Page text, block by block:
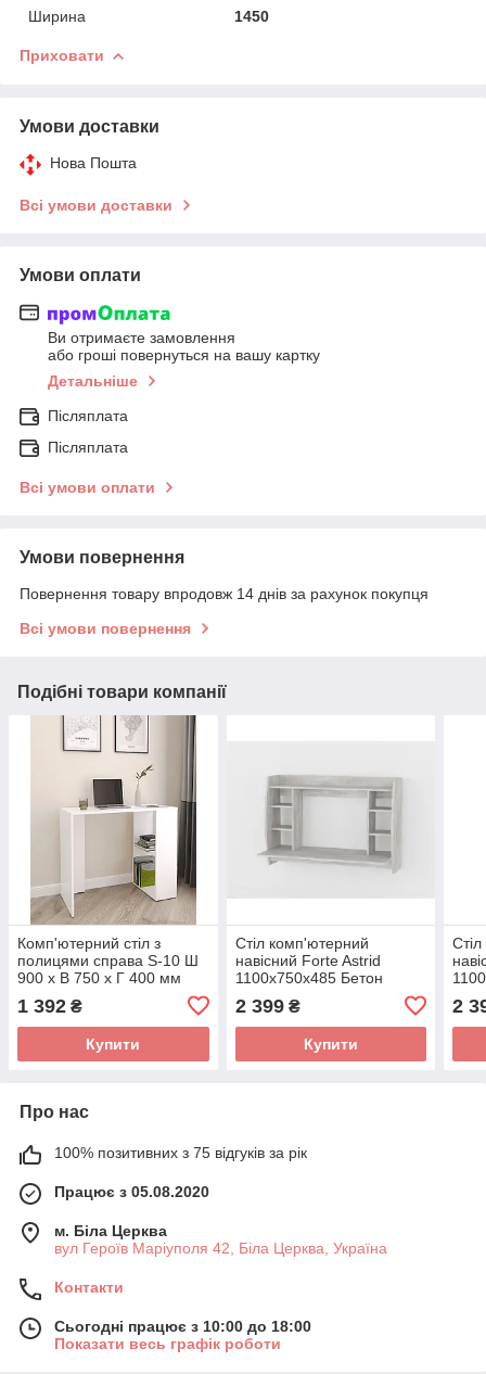
Ширина
1450
Приховати
Умови доставки
Нова Пошта
Всі умови доставки
Умови оплати
Ви отримаєте замовлення
або гроші повернуться на вашу картку
Детальніше
Післяплата
Післяплата
Всі умови оплати
Умови повернення
Повернення товару впродовж 14 днів за рахунок покупця
Всі умови повернення
Подібні товари компанії
Комп'ютерний стіл з
полицями справа S-10 Ш
900 x В 750 x Г 400 мм
1 392 ₴
Купити
Стіл комп'ютерний
навісний Forte Astrid
1100x750x485 Бетон
2 399₴
Купити
2
Про нас
100% позитивних з 75 відгуків за рік
Працює з 05.08.2020
м. Біла Церква
вул Героїв Маріуполя 42, Біла Церква, Україна
Контакти
Сьогодні працює з 10:00 до 18:00
Показати весь графік роботи